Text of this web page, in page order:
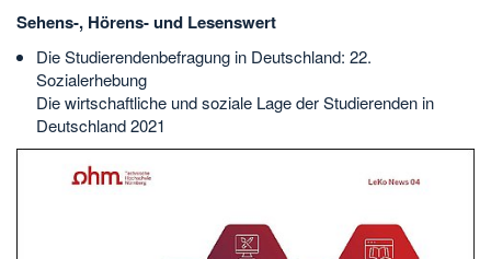
Sehens-, Hörens- und Lesenswert
Die Studierendenbefragung in Deutschland: 22.
Sozialerhebung
Die wirtschaftliche und soziale Lage der Studierenden in
Deutschland 2021